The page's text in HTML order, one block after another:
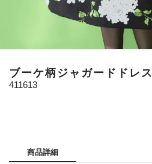
ブーケ柄ジャガードドレス
411613
商品詳細